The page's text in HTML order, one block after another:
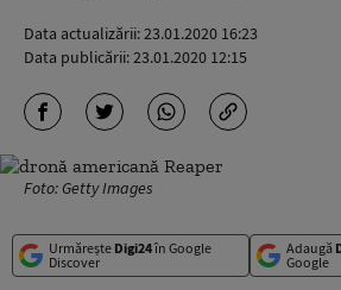
Data actualizării:23.01.2020 16:23
Data publicării:23.01.2020 12:15
Foto: Getty Images
Urmărește Digi24în Google
Discover
Adaugă
Google